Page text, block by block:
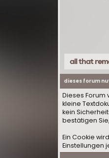
all that
dieses forum
Dieses Forum
kleine
kein
bestätigen
Ein Cookie
Einstellungen